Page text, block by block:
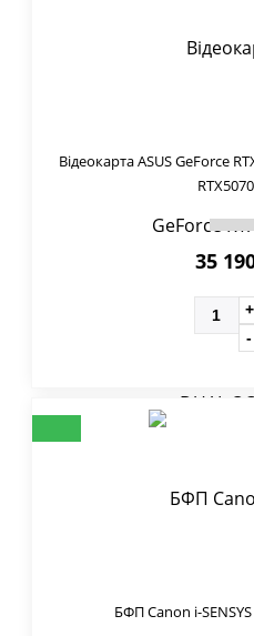
Відеокарта ASUS GeForce
35
БФП Canon i-